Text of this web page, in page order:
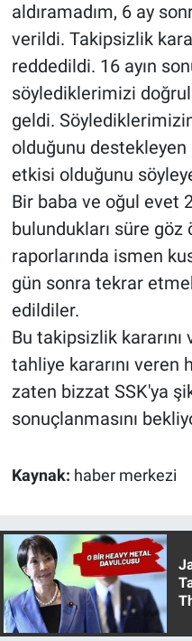
aldıramadım, 6 ay
verildi. Takipsizlik
reddedildi. 16 ayın
söylediklerimizi
geldi.
olduğunu destekleyen
etkisi olduğunu
Bir baba ve oğul evet
bulundukları süre göz
raporlarında ismen
gün sonra tekrar
edildiler.
Bu takipsizlik kararını
tahliye kararını
zaten bizzat SSK'ya
sonuçlanmasını
Kaynak: haber merkezi